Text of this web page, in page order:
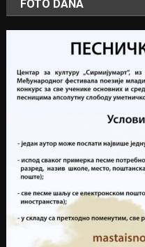
FOTO DANA